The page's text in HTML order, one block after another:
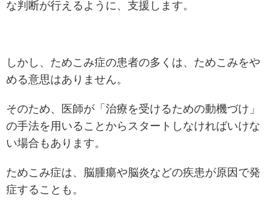
な判断が行えるように、支援します。
しかし、ためこみ症の患者の多くは、ためこみをや
める意思はありません。
そのため、医師が「治療を受けるための動機づけ」
の手法を用いることからスタートしなければいけな
い場合もあります。
ためこみ症は、脳腫瘍や脳炎などの疾患が原因で発
症することも。